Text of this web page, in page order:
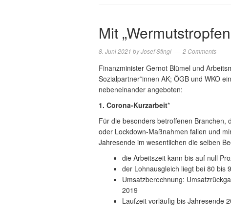
Mit
8. Juni 2021 byJosef Stingl 2 Comments
Finanzminister Gernot Blümel und
Sozialpartner*innen AK; ÖGB und WKO
nebeneinander angeboten:
1. Corona-Kurzarbeit*
Für die besonders betroffenen Branchen,
oder Lockdown-Maßnahmen fallen und
Jahresende im wesentlichen die selben
die Arbeitszeit kann bis auf null
der Lohnausgleich liegt bei 80 bis
Umsatzberechnung:
2019
Laufzeit vorläufig bis Jahresende